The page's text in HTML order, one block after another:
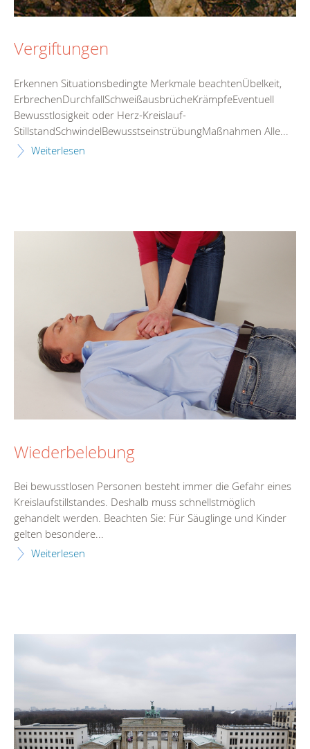
Vergiftungen
Erkennen Situationsbedingte Merkmale beachtenÜbelkeit,
ErbrechenDurchfallSchweißausbrücheKrämpfeEventuell
Bewusstlosigkeit oder Herz-Kreislauf-
StillstandSchwindelBewusstseinstrübungMaßnahmen Alle...
Weiterlesen
Wiederbelebung
Bei bewusstlosen Personen besteht immer die Gefahr eines
Kreislaufstillstandes. Deshalb muss schnellstmöglich
gehandelt werden. Beachten Sie: Für Säuglinge und Kinder
gelten besondere...
Weiterlesen